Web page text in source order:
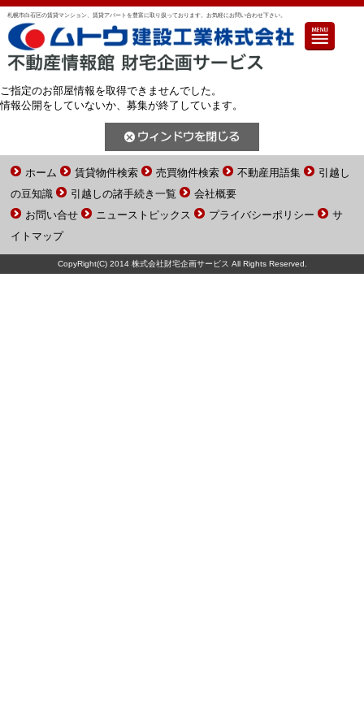
札幌市白石区の賃貸マンション、賃貸アパートを豊富に取り扱っております。お気軽にお問い合わせ下さい。
ご指定のお部屋情報を取得できませんでした。
情報公開をしていないか、募集が終了しています。
ホーム 賃貸物件検索 売買物件検索 不動産用語集
引越し
の豆知識
引越しの諸手続き一覧
会社概要
お問い合せ
ニューストピックス プライバシーポリシー
サ
イトマップ
CopyRight(C) 2014 株式会社財宅企画サービス All Rights Reserved.